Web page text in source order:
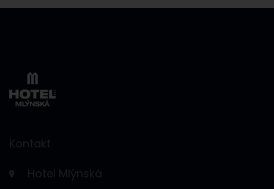
Kontakt
Hotel Mlýnská